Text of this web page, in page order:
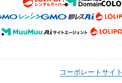
コーポレートサイト